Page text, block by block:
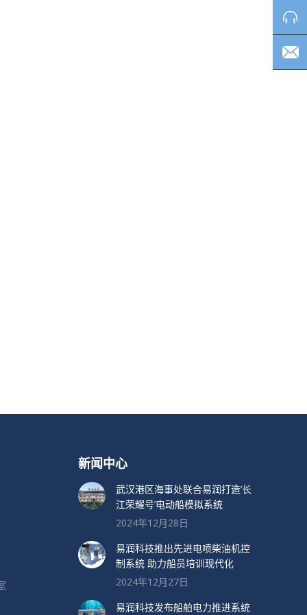
新闻中心
武汉港区海事处联合易润打造’长
江荣耀号’电动船模拟系统
2024年12月28日
易润科技推出先进电喷柴油机控
制系统 助力船员培训现代化
2024年12月27日
易润科技发布船舶电力推进系统